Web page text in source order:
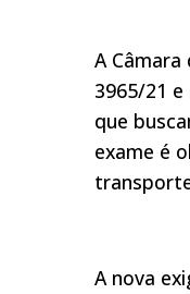
A
3965/21
que
exame é
A nova